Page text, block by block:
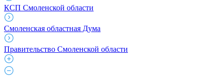
КСП Смоленской области
Смоленская областная Дума
Правительство Смоленской области